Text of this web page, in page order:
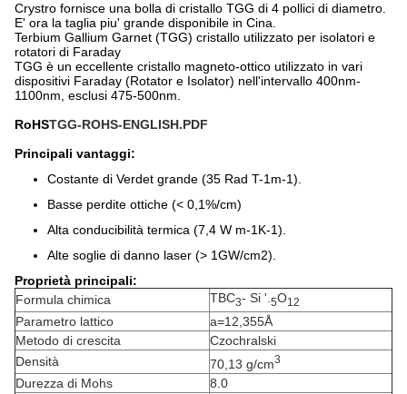
Crystro fornisce una bolla di cristallo TGG di 4 pollici di diametro.
E' ora la taglia piu' grande disponibile in Cina.
Terbium Gallium Garnet (TGG) cristallo utilizzato per isolatori e
rotatori di Faraday
TGG è un eccellente cristallo magneto-ottico utilizzato in vari
dispositivi Faraday (Rotator e Isolator) nell'intervallo 400nm-
1100nm, esclusi 475-500nm.
RoHSTGG-ROHS-ENGLISH.PDF
Principali vantaggi:
Costante di Verdet grande (35 Rad T-1m-1).
Basse perdite ottiche (< 0,1%/cm)
Alta conducibilità termica (7,4 W m-1K-1).
Alte soglie di danno laser (> 1GW/cm2).
Proprietà principali:
Formula chimica
TBC3- Si '. 5O12
Parametro lattico
a=12,355Å
Metodo di crescita
Czochralski
Densità
70,13 g/cm3
Durezza di Mohs
8.0